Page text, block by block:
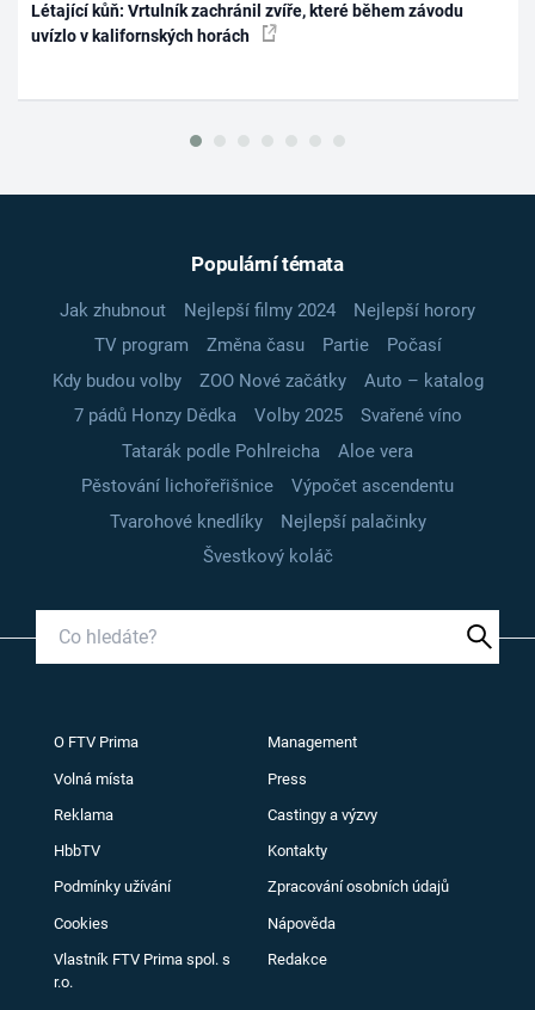
Létající kůň: Vrtulník zachránil zvíře, které během závodu
uvízlo v kalifornských horách
Populární témata
Jak zhubnout Nejlepší filmy 2024
Nejlepší horory
TV program
Změna času Partie
Počasí
Kdy budou volby
ZOO Nové začátky
Auto – katalog
7 pádů Honzy Dědka
Volby 2025
Svařené víno
Tatarák podle Pohlreicha
Aloe vera
Pěstování lichořeřišnice
Výpočet ascendentu
Tvarohové knedlíky
Nejlepší palačinky
Švestkový koláč
O FTV Prima Management
Volná místa Press
Reklama Castingy a výzvy
HbbTV Kontakty
Podmínky užívání Zpracování osobních údajů
Cookies Nápověda
Vlastník FTV Prima spol. s
r.o.
Redakce